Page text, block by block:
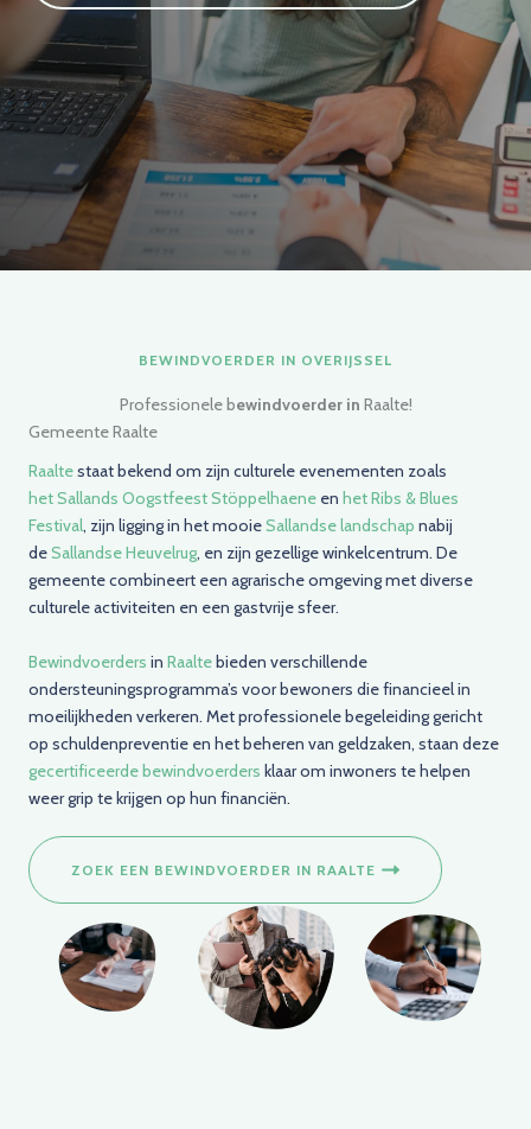
BEWINDVOERDER IN OVERIJSSEL
Professionele bewindvoerder in Raalte!
Gemeente Raalte
Raaltestaat bekend om zijn culturele evenementen zoals
het Sallands Oogstfeest Stöppelhaene en het Ribs & Blues
Festival, zijn ligging in het mooieSallandse landschap nabij
deSallandse Heuvelrug, en zijn gezellige winkelcentrum. De
gemeente combineert een agrarische omgeving met diverse
culturele activiteiten en een gastvrije sfeer.
Bewindvoerders in Raaltebieden verschillende
ondersteuningsprogramma’s voor bewoners die financieel in
moeilijkheden verkeren. Met professionele begeleiding gericht
op schuldenpreventie en het beheren van geldzaken, staan deze
gecertificeerde bewindvoerders klaar om inwoners te helpen
weer grip te krijgen op hun financiën.
ZOEK EEN BEWINDVOERDER IN RAALTE